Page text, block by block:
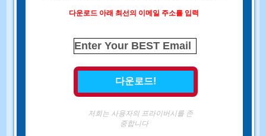
다운로드 아래 최선의 이메일 주소를 입력
저희는 사용자의 프라이버시를 존
중합니다